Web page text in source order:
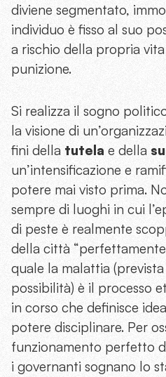
diviene segmentato,
individuo è fisso al suo
a rischio della propria
punizione.
Si realizza il sogno
la visione di
fini della tutela e della
un’intensificazione e
potere mai visto prima.
sempre di luoghi in cui
di peste è realmente
della città
quale la malattia
possibilità) è il processo
in corso che definisce
potere disciplinare. Per
funzionamento perfetto
i governanti sognano lo